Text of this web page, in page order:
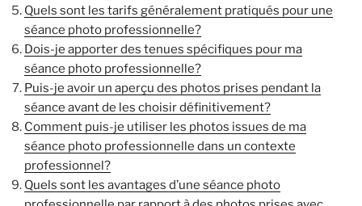
Quels sont les tarifs généralement pratiqués pour une
séance photo professionnelle?
Dois-je apporter des tenues spécifiques pour ma
séance photo professionnelle?
Puis-je avoir un aperçu des photos prises pendant la
séance avant de les choisir définitivement?
Comment puis-je utiliser les photos issues de ma
séance photo professionnelle dans un contexte
professionnel?
Quels sont les avantages d’une séance photo